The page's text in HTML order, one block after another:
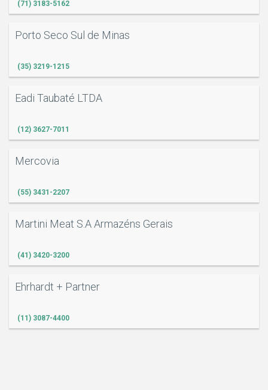
(71) 3183-5162
Porto Seco Sul de Minas
(35) 3219-1215
Eadi Taubaté LTDA
(12) 3627-7011
Mercovia
(55) 3431-2207
Martini Meat S.A Armazéns Gerais
(41) 3420-3200
Ehrhardt + Partner
(11) 3087-4400